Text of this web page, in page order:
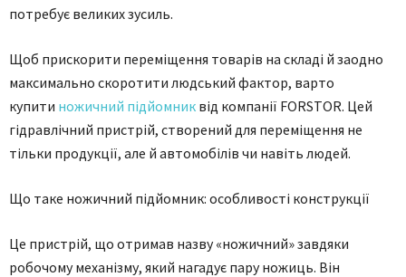
потребує великих зусиль.
Щоб прискорити переміщення товарів на складі й заодно
максимально скоротити людський фактор, варто
купити ножичний підйомник від компанії FORSTOR. Цей
гідравлічний пристрій, створений для переміщення не
тільки продукції, але й автомобілів чи навіть людей.
Що таке ножичний підйомник: особливості конструкції
Це пристрій, що отримав назву «ножичний» завдяки
робочому механізму, який нагадує пару ножиць. Він